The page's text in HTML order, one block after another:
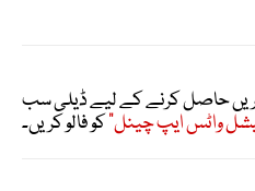
حاصل کرنے کے لیے ڈیلی سب
واٹس ایپ چینل"کو فالو کریں۔